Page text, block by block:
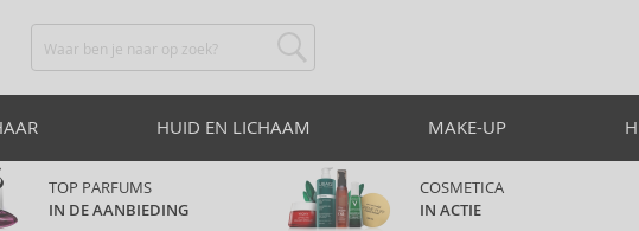
HUID EN LICHAAM MAKE-UP
TOP PARFUMS
IN DE AANBIEDING
COSMETICA
IN ACTIE